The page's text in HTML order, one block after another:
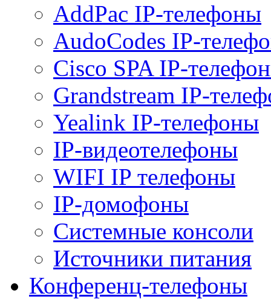
AddPac IP-телефоны
AudoCodes IP-
Cisco SPA IP-
Grandstream IP-
Yealink IP-телефоны
IP-видеотелефоны
WIFI IP телефоны
IP-домофоны
Системные консоли
Источники питания
Конференц-телефоны